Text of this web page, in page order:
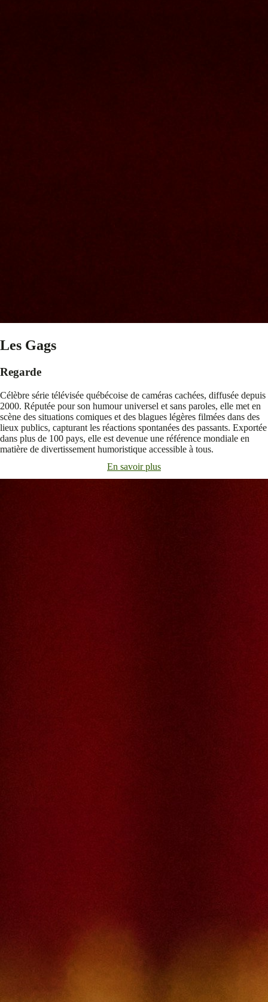
Les Gags
Regarde
Célèbre série télévisée québécoise de caméras cachées, diffusée depuis
2000. Réputée pour son humour universel et sans paroles, elle met en
scène des situations comiques et des blagues légères filmées dans des
lieux publics, capturant les réactions spontanées des passants. Exportée
dans plus de 100 pays, elle est devenue une référence mondiale en
matière de divertissement humoristique accessible à tous.
En savoir plus